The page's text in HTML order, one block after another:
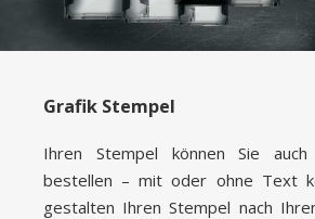
Grafik Stempel
Ihren Stempel können Sie
bestellen – mit oder ohne Text
gestalten Ihren Stempel nach